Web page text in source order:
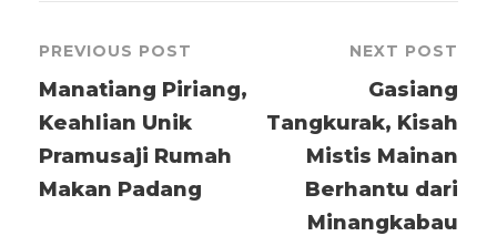
PREVIOUS POST
Manatiang Piriang,
Keahlian Unik
Pramusaji Rumah
Makan Padang
NEXT POST
Gasiang
Tangkurak, Kisah
Mistis Mainan
Berhantu dari
Minangkabau